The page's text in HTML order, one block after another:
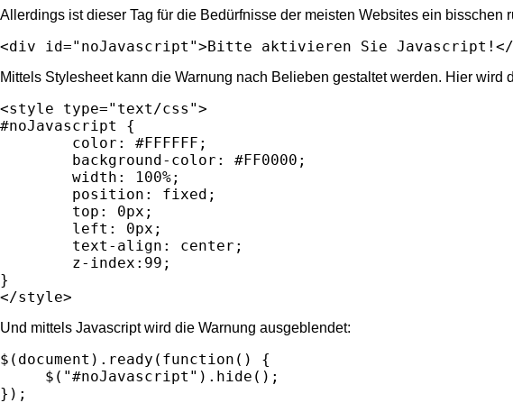
Allerdings ist dieser Tag für die Bedürfnisse der meisten Websites ein
<div id="noJavascript">Bitte aktivieren Sie
Mittels Stylesheet kann die Warnung nach Belieben gestaltet werden. Hier
<style type="text/css">
#noJavascript {
}
</style>
Und mittels Javascript wird die Warnung ausgeblendet:
$(document).ready(function() {
});